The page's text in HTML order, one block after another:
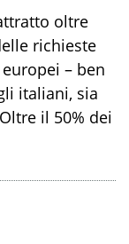
oltre
richieste
– ben
italiani, sia
il 50% dei